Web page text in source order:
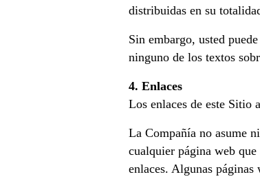
distribuidas en su
Sin embargo, usted
ninguno de los textos
4. Enlaces
Los enlaces de este Sitio
La Compañía no asume
cualquier página web
enlaces. Algunas